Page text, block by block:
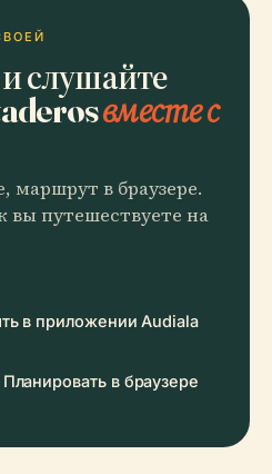
слушайте
вместе с
маршрут в браузере.
вы путешествуете на
в приложении Audiala
Планировать в браузере